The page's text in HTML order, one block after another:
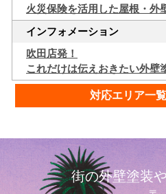
火災保険を活用した屋根・外
インフォメーション
吹田店発！
これだけは伝えおきたい外壁
対応エリア一
街の外壁塗装